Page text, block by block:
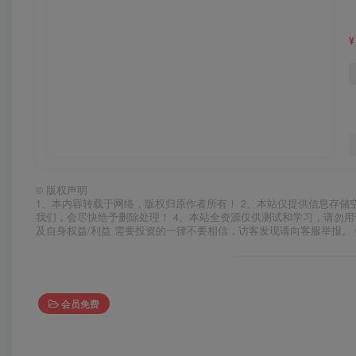
¥
© 版权声明
1、本内容转载于网络，版权归原作者所有！ 2、本站仅提供信息存
我们，会尽快给予删除处理！ 4、本站全资源仅供测试和学习，请勿
及自身权益/利益 需要投资的一律不要相信，访客发现请向客服举报
会员免费